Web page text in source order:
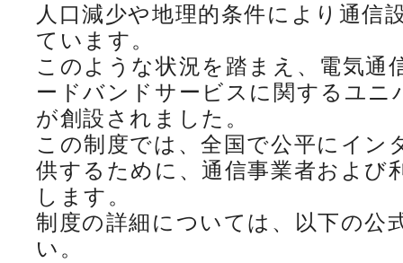
人口減少や地理的条件により通信
ています。
このような状況を踏まえ、電気通
ードバンドサービスに関するユ
が創設されました。
この制度では、全国で公平にイン
供するために、通信事業者および
します。
制度の詳細については、以下の公
い。